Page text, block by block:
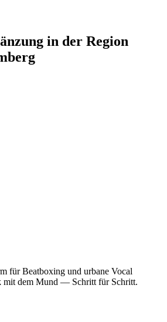
in der Region
für Beatboxing und urbane Vocal
mit dem Mund — Schritt für Schritt.